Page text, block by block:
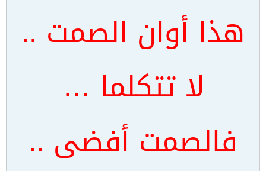
هذا أوان الصمت ..
لا تتكلما …
فالصمت أفضى ..